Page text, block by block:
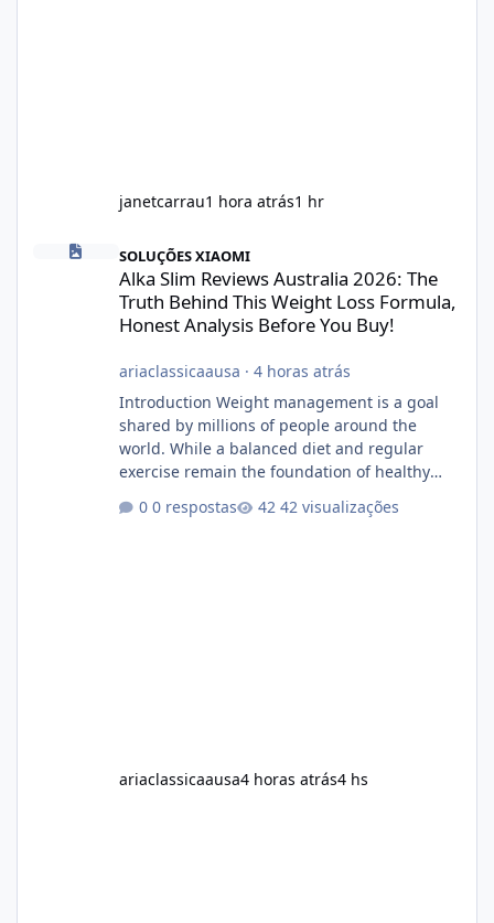
janetcarrau1 hora atrás1 hr
Alka Slim Reviews Australia 2026: The Truth Behind This
SOLUÇÕES XIAOMI
Alka Slim Reviews Australia 2026: The
Truth Behind This Weight Loss Formula,
Honest Analysis Before You Buy!
ariaclassicaausa · 4 horas atrás
Introduction Weight management is a goal
shared by millions of people around the
world. While a balanced diet and regular
exercise remain the foundation of healthy
dietary supplements for additional support.
0 respostas 42 visualizações
ariaclassicaausa4 horas atrás4 hs